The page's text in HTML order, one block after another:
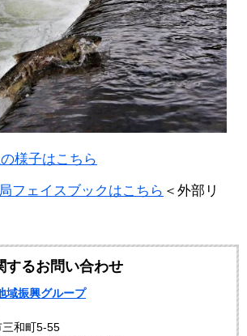
様子はこちら​
フェイスブックはこちら ＜外部リ
するお問い合わせ
振興グループ
和町5-55